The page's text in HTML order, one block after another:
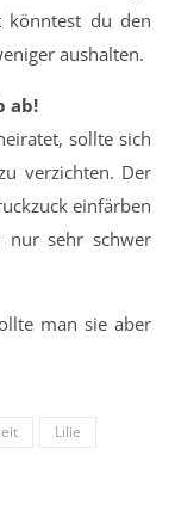
könntest du den
aushalten.
ab!
sollte sich
verzichten. Der
einfärben
nur sehr schwer
man sie aber
Lilie